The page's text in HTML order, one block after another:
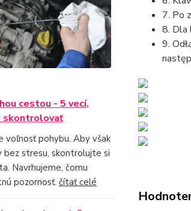
cestou - 5 vecí,
skontrolovať
voľnosť pohybu. Aby však
bez stresu, skontrolujte si
Navrhujeme, čomu
pozornosť. čítať celé
7. Po
8. Dla
9.